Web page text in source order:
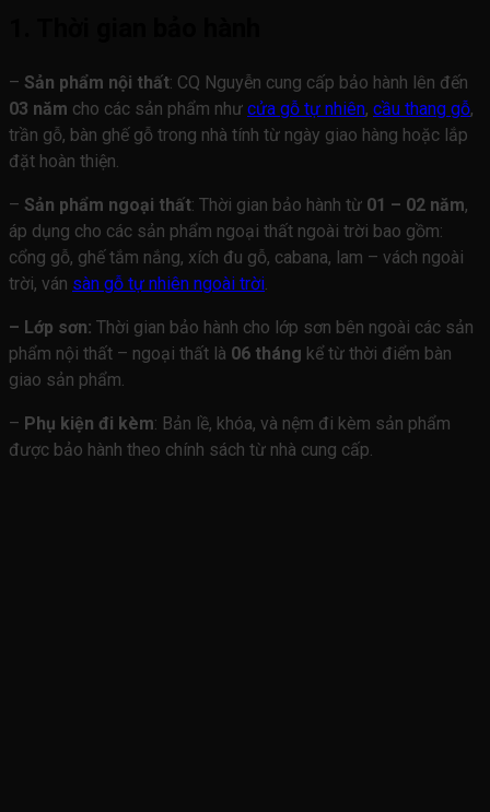
– Sản phẩm nội thất: CQ Nguyễn cung cấp bảo hành lên đến
03 năm cho các sản phẩm như cửa gỗ tự nhiên, cầu thang gỗ,
trần gỗ, bàn ghế gỗ trong nhà tính từ ngày giao hàng hoặc lắp
đặt hoàn thiện.
– Sản phẩm ngoại thất: Thời gian bảo hành từ 01 – 02 năm,
áp dụng cho các sản phẩm ngoại thất ngoài trời bao gồm:
cổng gỗ, ghế tắm nắng, xích đu gỗ, cabana, lam – vách ngoài
trời, ván sàn gỗ tự nhiên ngoài trời
– Lớp sơn: Thời gian bảo hành cho lớp sơn bên ngoài các sản
phẩm nội thất – ngoại thất là 06 tháng kể từ thời điểm bàn
giao sản phẩm.
– Phụ kiện đi kèm: Bản lề, khóa, và nệm đi kèm sản phẩm
được bảo hành theo chính sách từ nhà cung cấp.